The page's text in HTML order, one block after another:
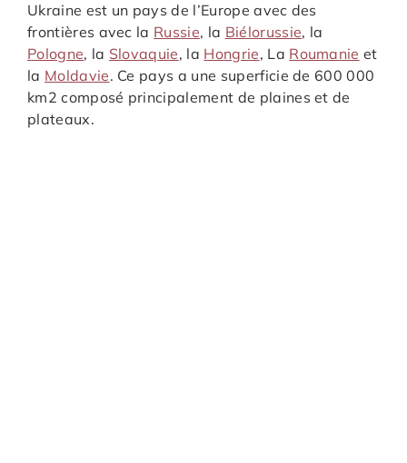
Ukraine est un pays de l’Europe avec des
frontières avec la Russie, la Biélorussie, la
Pologne, la Slovaquie, la Hongrie, La Roumanie et
la Moldavie. Ce pays a une superficie de 600 000
km2 composé principalement de plaines et de
plateaux.